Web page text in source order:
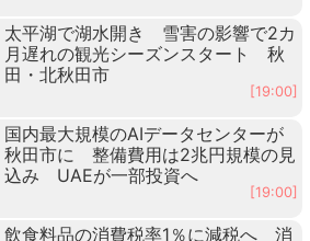
太平湖で湖水開き 雪害の影響で2カ
月遅れの観光シーズンスタート 秋
田・北秋田市
[19:00]
国内最大規模のAIデータセンターが
秋田市に 整備費用は2兆円規模の見
込み UAEが一部投資へ
[19:00]
飲食料品の消費税率1％に減税へ 消